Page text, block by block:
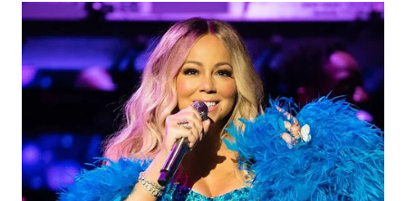
NEWS
WAHANA
TANI
ADVOKAT
WAHANA